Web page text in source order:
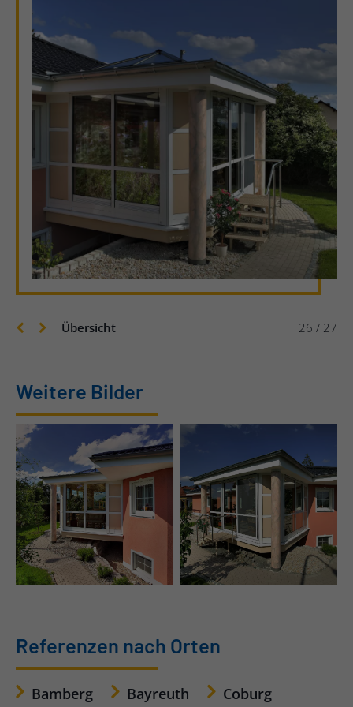
Übersicht 26 / 27
Weitere Bilder
Orangierie-Wintergarten
im Raum Bayreuth
Wintergarten
eingeschossig im Raum
Bayreuth
Referenzen nach Orten
Bamberg Bayreuth Coburg